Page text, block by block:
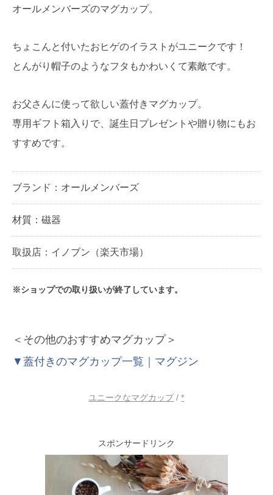
オールメンバーズのマグカップ。
ちょこんと付いたおヒゲのイラストがユニークです！
とんがり帽子のようなフタもかわいくて素敵です。
お父さんに使って欲しい蓋付きマグカップ。
専用ギフト箱入りで、誕生日プレゼントや贈り物にもお
すすめです。
ブランド：オールメンバーズ
材質：磁器
取扱店：イノブン（楽天市場）
※ショップでの取り扱いが終了しています。
＜その他のおすすめマグカップ＞
▼蓋付きのマグカップ一覧｜マグジン
ユニークなマグカップ/*
スポンサードリンク